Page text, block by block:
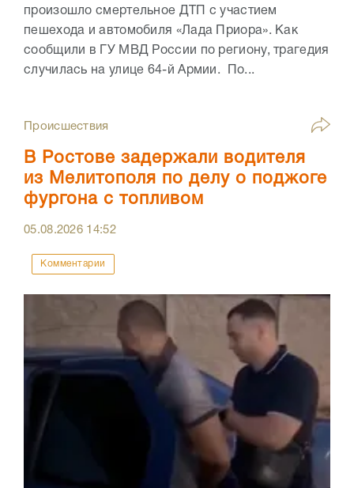
произошло смертельное ДТП с участием
пешехода и автомобиля «Лада Приора». Как
сообщили в ГУ МВД России по региону, трагедия
случилась на улице 64-й Армии. По...
Происшествия
В Ростове задержали водителя
из Мелитополя по делу о поджоге
фургона с топливом
05.08.2026 14:52
Комментарии